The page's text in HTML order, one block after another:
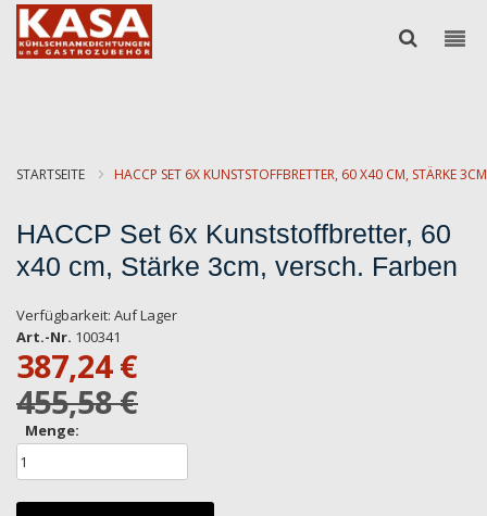
STARTSEITE HACCP SET 6X KUNSTSTOFFBRETTER, 60 X40 CM, STÄRKE
HACCP Set 6x Kunststoffbretter, 60
x40 cm, Stärke 3cm, versch. Farben
Verfügbarkeit: Auf Lager
Art.-Nr. 100341
387,24 €
455,58 €
Menge: